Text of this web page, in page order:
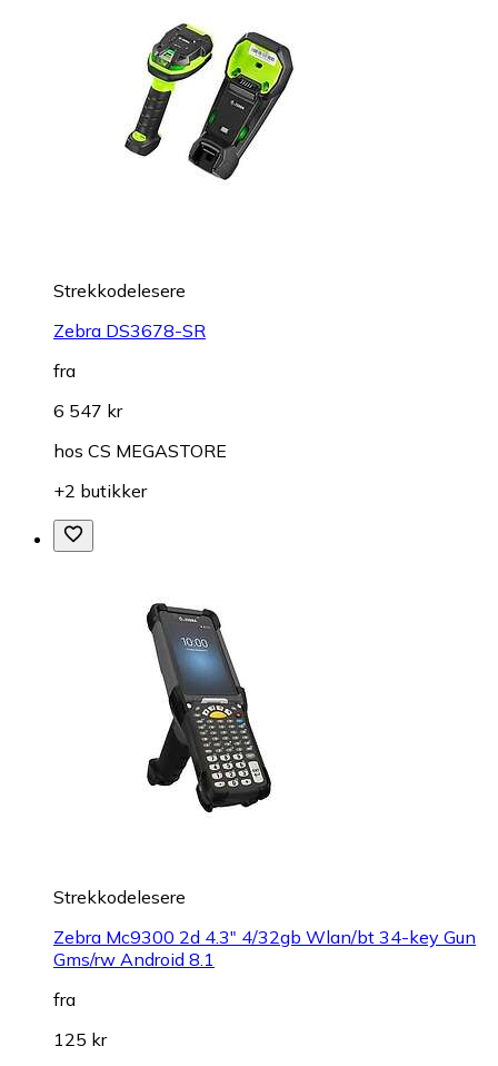
Strekkodelesere
Zebra DS3678-SR
fra
6 547 kr
hos CS MEGASTORE
+2 butikker
Strekkodelesere
Zebra Mc9300 2d 4.3" 4/32gb Wlan/bt 34-key Gun
Gms/rw Android 8.1
fra
125 kr